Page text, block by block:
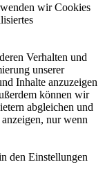
wir Cookies
Verhalten und
unserer
Inhalte anzuzeigen
können wir
abgleichen und
nur wenn
den Einstellungen